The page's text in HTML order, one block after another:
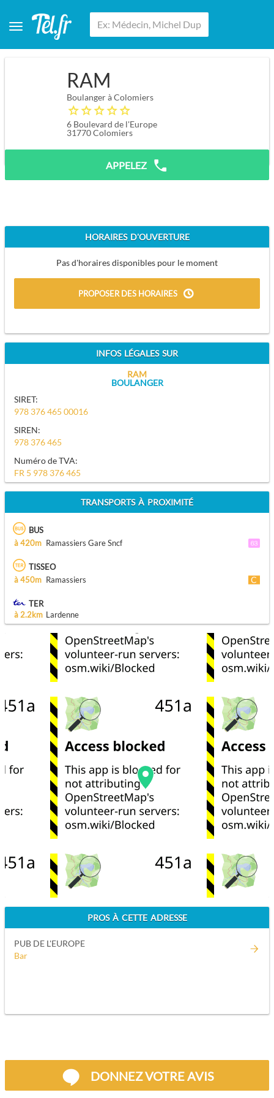
RAM
Boulanger à Colomiers
6 Boulevard de l'Europe
31770Colomiers
APPELEZ
HORAIRES D'OUVERTURE
Pas d'horaires disponibles pour le moment
PROPOSER DES HORAIRES
INFOS LÉGALES SUR
RAM
BOULANGER
SIRET:
978 376 465 00016
SIREN:
978 376 465
Numéro de TVA:
FR 5 978 376 465
TRANSPORTS À PROXIMITÉ
BUS
à 420m Ramassiers Gare Sncf
TISSEO
à 450m Ramassiers
TER
à 2.2km Lardenne
PROS À CETTE ADRESSE
PUB DE L'EUROPE
Bar
DONNEZ VOTRE AVIS